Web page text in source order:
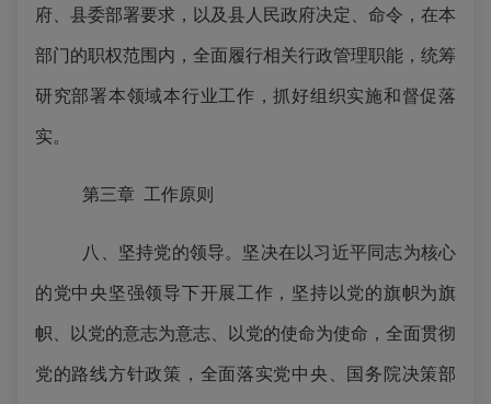
府、县委部署要求，以及县人民政府决定、命令，在本
部门的职权范围内，全面履行相关行政管理职能，统筹
研究部署本领域本行业工作，抓好组织实施和督促落
实。
第三章 工作原则
八、坚持党的领导。坚决在以习近平同志为核心
的党中央坚强领导下开展工作，坚持以党的旗帜为旗
帜、以党的意志为意志、以党的使命为使命，全面贯彻
党的路线方针政策，全面落实党中央、国务院决策部